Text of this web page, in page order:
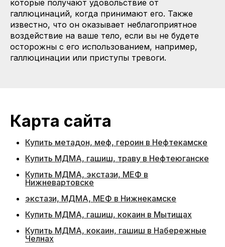
которые получают удовольствие от
галлюцинаций, когда принимают его. Также
известно, что он оказывает неблагоприятное
воздействие на ваше тело, если вы не будете
осторожны с его использованием, например,
галлюцинации или приступы тревоги.
Карта сайта
Купить метадон, меф, героин в Нефтекамске
Купить МДМА, гашиш, траву в Нефтеюганске
Купить МДМА, экстази, МЕФ в
Нижневартовске
экстази, МДМА, МЕФ в Нижнекамске
Купить МДМА, гашиш, кокаин в Мытищах
Купить МДМА, кокаин, гашиш в Набережные
Челнах